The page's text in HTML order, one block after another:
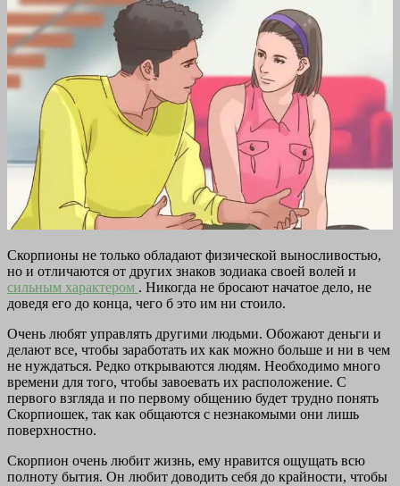
Скорпионы не только обладают физической выносливостью,
но и отличаются от других знаков зодиака своей волей и
сильным характером . Никогда не бросают начатое дело, не
доведя его до конца, чего б это им ни стоило.
Очень любят управлять другими людьми. Обожают деньги и
делают все, чтобы заработать их как можно больше и ни в чем
не нуждаться. Редко открываются людям. Необходимо много
времени для того, чтобы завоевать их расположение. С
первого взгляда и по первому общению будет трудно понять
Скорпиошек, так как общаются с незнакомыми они лишь
поверхностно.
Скорпион очень любит жизнь, ему нравится ощущать всю
полноту бытия. Он любит доводить себя до крайности, чтобы